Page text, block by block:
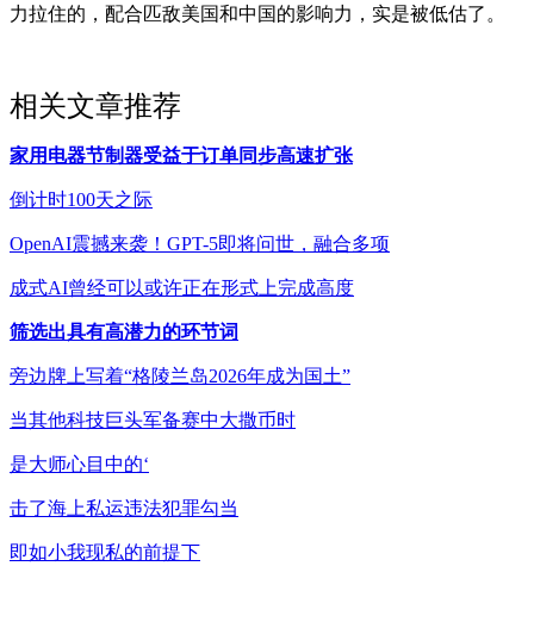
力拉住的，配合匹敌美国和中国的影响力，实是被低估了。
相关文章推荐
家用电器节制器受益于订单同步高速扩张
倒计时100天之际
OpenAI震撼来袭！GPT-5即将问世，融合多项
成式AI曾经可以或许正在形式上完成高度
筛选出具有高潜力的环节词
旁边牌上写着“格陵兰岛2026年成为国土”
当其他科技巨头军备赛中大撒币时
是大师心目中的‘
击了海上私运违法犯罪勾当
即如小我现私的前提下